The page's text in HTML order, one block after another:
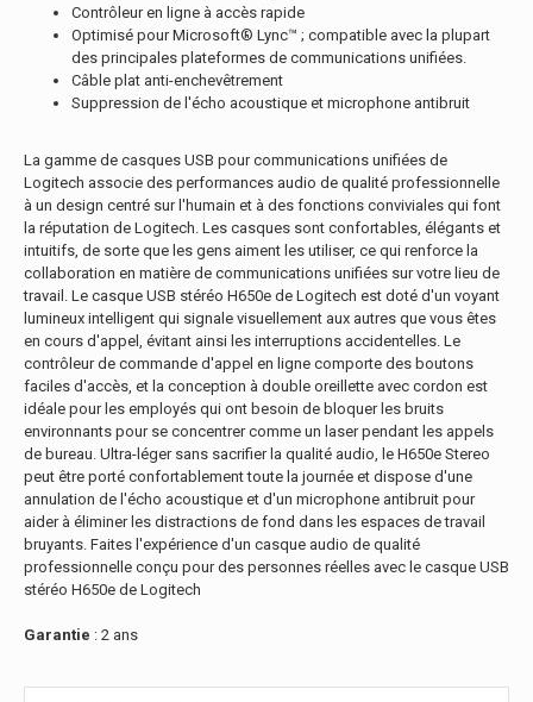
Contrôleur en ligne à accès rapide
Optimisé pour Microsoft® Lync™ ; compatible avec la plupart
des principales plateformes de communications unifiées.
Câble plat anti-enchevêtrement
Suppression de l'écho acoustique et microphone antibruit
La gamme de casques USB pour communications unifiées de
Logitech associe des performances audio de qualité professionnelle
à un design centré sur l'humain et à des fonctions conviviales qui font
la réputation de Logitech. Les casques sont confortables, élégants et
intuitifs, de sorte que les gens aiment les utiliser, ce qui renforce la
collaboration en matière de communications unifiées sur votre lieu de
travail. Le casque USB stéréo H650e de Logitech est doté d'un voyant
lumineux intelligent qui signale visuellement aux autres que vous êtes
en cours d'appel, évitant ainsi les interruptions accidentelles. Le
contrôleur de commande d'appel en ligne comporte des boutons
faciles d'accès, et la conception à double oreillette avec cordon est
idéale pour les employés qui ont besoin de bloquer les bruits
environnants pour se concentrer comme un laser pendant les appels
de bureau. Ultra-léger sans sacrifier la qualité audio, le H650e Stereo
peut être porté confortablement toute la journée et dispose d'une
annulation de l'écho acoustique et d'un microphone antibruit pour
aider à éliminer les distractions de fond dans les espaces de travail
bruyants. Faites l'expérience d'un casque audio de qualité
professionnelle conçu pour des personnes réelles avec le casque USB
stéréo H650e de Logitech
Garantie : 2 ans